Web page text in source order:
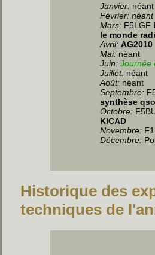
Janvier: néant
Février: néant
Mars: F5LGF
le monde
Avril: AG2010
Mai: néant
Juin:Journée
Juillet: néant
Août: néant
Septembre:
synthèse
Octobre:
KICAD
Novembre:
Décembre:
Historique des
techniques de